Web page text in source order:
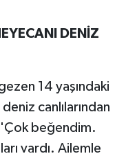
DENİZ
14 yaşındaki
canlılarından
beğendim.
vardı. Ailemle